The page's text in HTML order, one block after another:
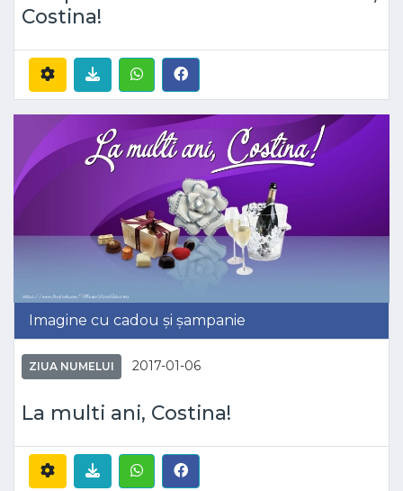
Costina!
Imagine cu cadou și șampanie
ZIUA NUMELUI 2017-01-06
La multi ani, Costina!